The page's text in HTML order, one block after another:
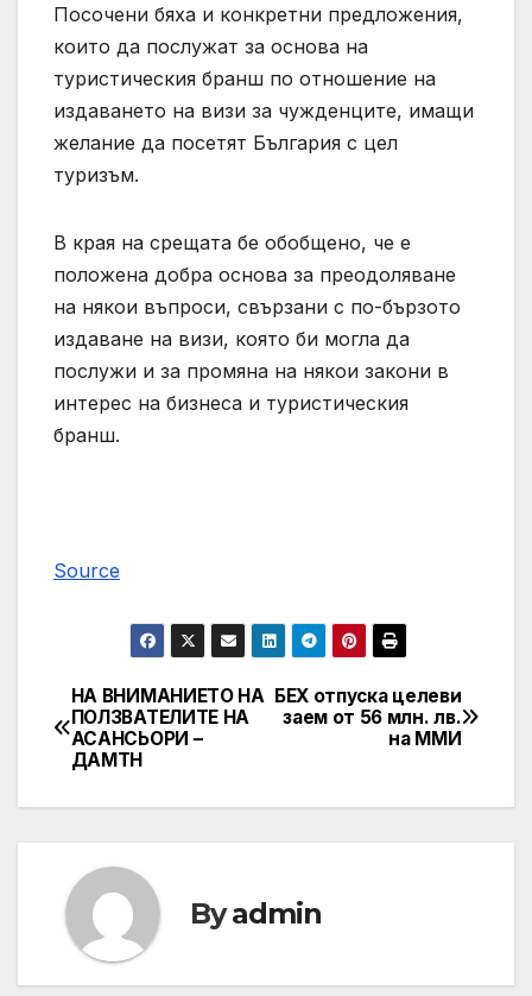
Посочени бяха и конкретни предложения,
които да послужат за основа на
туристическия бранш по отношение на
издаването на визи за чужденците, имащи
желаниe да посетят България с цел
туризъм.
В края на срещата бе обобщено, че е
положена добра основа за преодоляване
на някои въпроси, свързани с по-бързото
издаване на визи, която би могла да
послужи и за промяна на някои закони в
интерес на бизнеса и туристическия
бранш.
Source
Post
navigation
БЕХ отпуска целеви
заем от 56 млн. лв.
на ММИ
НА ВНИМАНИЕТО НА
ПОЛЗВАТЕЛИТЕ НА
АСАНСЬОРИ –
ДАМТН
Byadmin